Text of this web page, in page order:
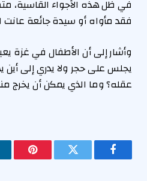
في ظل هذه الأجواء القاسية،
فقد مأواه أو سيدة جائعة عانت
وأشار إلى أن الأطفال في غزة
يجلس على حجر ولا يدري إلى
عقله؟ وما الذي يمكن أن يخرج
فيسبوك تويتر